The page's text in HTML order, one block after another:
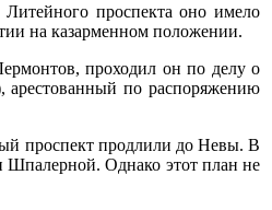
проспекта оно имело
на казарменном положении.
проходил он по делу о
арестованный по распоряжению
проспект продлили до Невы. В
Шпалерной. Однако этот план не